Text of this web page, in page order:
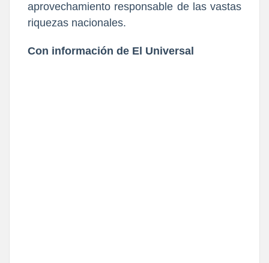
aprovechamiento responsable de las vastas
riquezas nacionales.
Con información de El Universal